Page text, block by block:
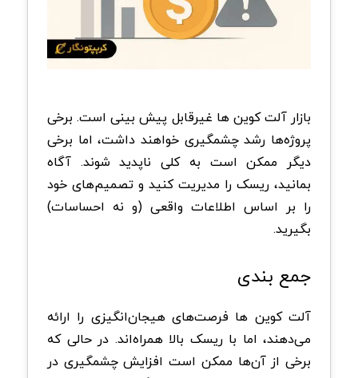
بازار آلت کوین ها غیرقابل پیش بینی است. برخی
پروژه‌ها رشد چشمگیری خواهند داشت، اما برخی
دیگر ممکن است به کلی ناپدید شوند. آگاه
بمانید، ریسک را مدیریت کنید و تصمیم‌های خود
را بر اساس اطلاعات واقعی (و نه احساسات)
بگیرید.
جمع بندی
آلت کوین ها فرصت‌های هیجان‌انگیزی را ارائه
می‌دهند، اما با ریسک بالا همراه‌اند. در حالی که
برخی از آن‌ها ممکن است افزایش چشمگیری در